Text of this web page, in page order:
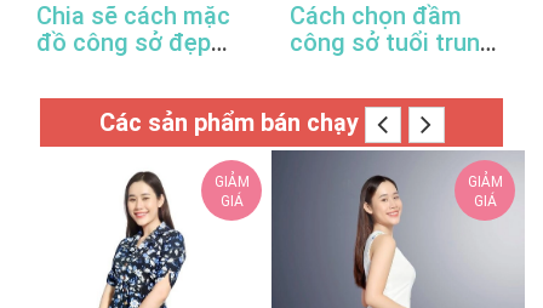
Chia sẽ cách mặc
đồ công sở đẹp
này
Cách chọn đầm
công sở tuổi trung
Các sản phẩm bán chạy
GIẢM
GIÁ
GIẢM
GIÁ